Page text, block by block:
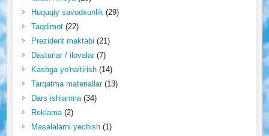
Huquqiy savodxonlik(29)
Taqdimot(22)
Prezident maktabi (21)
Dasturlar / ilovalar(7)
Kasbga yo'naltirish(14)
Tarqatma materiallar(13)
Dars ishlanma(34)
Reklama(2)
Masalalarni yechish(1)